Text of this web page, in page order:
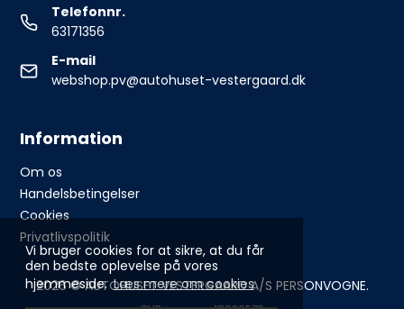
Vi bruger cookies for at sikre, at du får
den bedste oplevelse på vores
hjemmeside.Læs mere om cookies
Telefonnr.
63171356
E-mail
webshop.pv@autohuset-vestergaard.dk
Information
Om os
Handelsbetingelser
Cookies
Privatlivspolitik
2026 © AUTOHUSET VESTERGAARD A/S PERSONVOGNE.